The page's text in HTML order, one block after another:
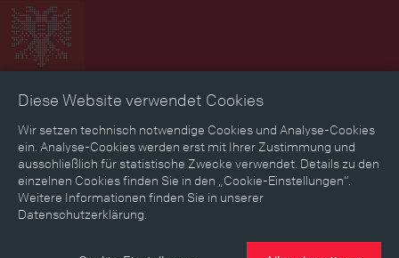
Zeitbild Zeitreise Landkarte Erinnerungen
Mediathek Textmodus
Medium
Diese Website verwendet Cookies
Wir setzen technisch notwendige Cookies und Analyse-Cookies
ein. Analyse-Cookies werden erst mit Ihrer Zustimmung und
ausschließlich für statistische Zwecke verwendet. Details zu den
einzelnen Cookies finden Sie in den „Cookie-Einstellungen“.
Weitere Informationen finden Sie in unserer
Datenschutzerklärung.